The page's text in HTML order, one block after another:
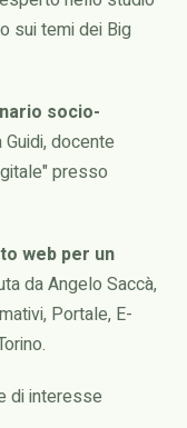
sui temi dei Big
socio-
docente
presso
web per un
da Angelo Saccà,
Portale, E-
di interesse